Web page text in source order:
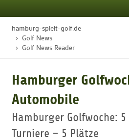
STARTSEITE
GOLFTURNIERE
GOLF CARD
hamburg-spielt-golf.de
Golf News
Golf News Reader
Hamburger
Automobile
Hamburger Golfwoche: 5
Turniere – 5 Plätze